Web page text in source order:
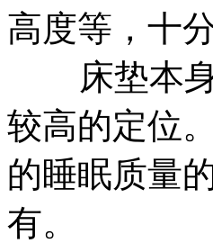
高度等，十
床垫本身
较高的定位
的睡眠质量
有。